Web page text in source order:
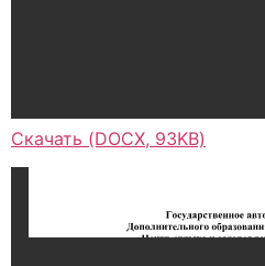
Скачать (DOCX, 93KB)